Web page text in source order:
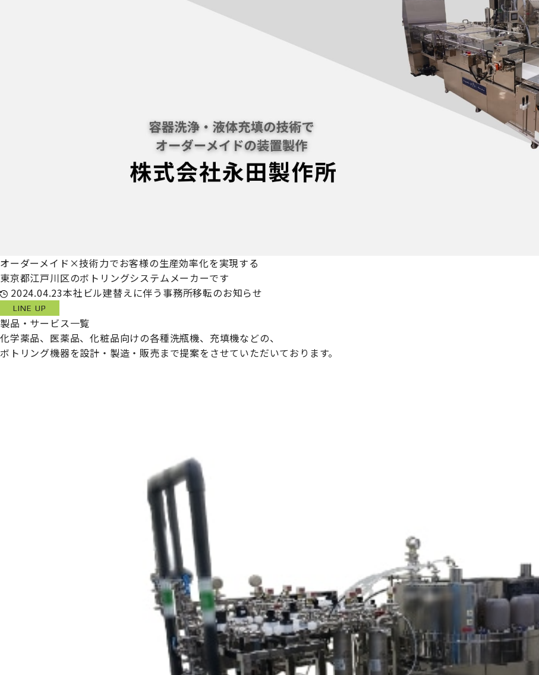
オーダーメイド×技術力でお客様の生産効率化を実現する
東京都江戸川区のボトリングシステムメーカーです
2024.04.23本社ビル建替えに伴う事務所移転のお知らせ
LINE UP
製品・サービス一覧
化学薬品、医薬品、化粧品向けの各種洗瓶機、充填機などの、
ボトリング機器を設計・製造・販売まで提案をさせていただいております。